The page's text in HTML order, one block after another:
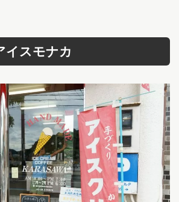
イスモナカ